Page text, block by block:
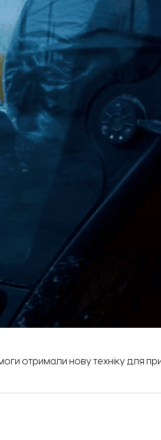
отримали нову техніку для